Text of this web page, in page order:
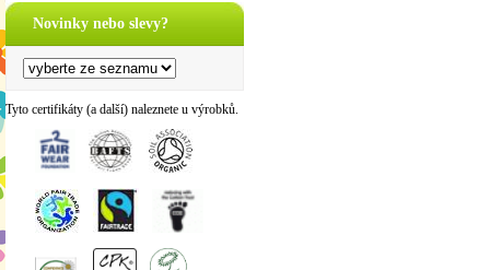
Novinky nebo slevy?
Tyto certifikáty (a další) naleznete u výrobků.